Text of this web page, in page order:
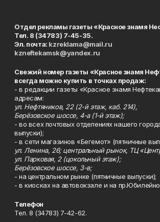
Отдел рекламы газеты «Красное знамя
Тел. 8 (34783) 7-45-35.
Эл. почта: kzreklama@mail.ru
kzneftekamsk@yandex.ru
Свежий номер газеты «Красное знамя
всегда можно купить в точках продаж:
- в редакции газеты «Красное знамя
адресам:
ул. Нефтяников, 22 (2-й этаж, каб. 214),
Берёзовское шоссе, 4-а (1-й этаж);
- во всех почтовых отделениях нашего
выпуски);
- в сети магазинов «Бегемот» (пятничные
ул. Ленина, 26; центральный рынок, ТЦ
ул. Парковая, 2 (цокольный этаж);
Берёзовское шоссе, 3-в;
- на центральном рынке (пятничные выпуски);
- в киосках на автовокзале и на
Телефон
Тел. 8 (34783) 7-42-62.